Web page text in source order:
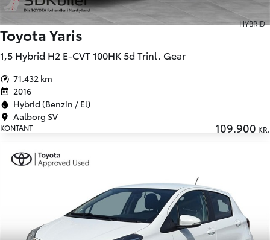
HYBRID
Toyota Yaris
1,5 Hybrid H2 E-CVT 100HK 5d Trinl. Gear
71.432 km
2016
Hybrid (Benzin / El)
Aalborg SV
KONTANT 109.900 KR.